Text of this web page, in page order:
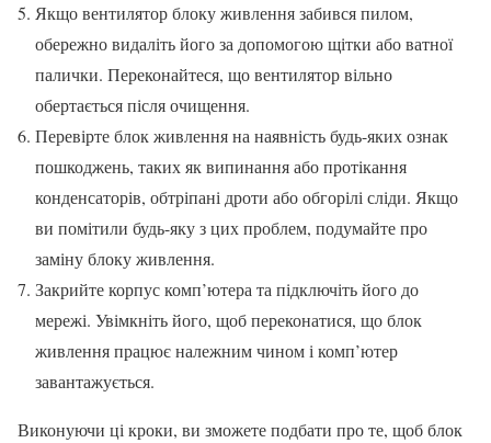
Якщо вентилятор блоку живлення забився пилом,
обережно видаліть його за допомогою щітки або ватної
палички. Переконайтеся, що вентилятор вільно
обертається після очищення.
Перевірте блок живлення на наявність будь-яких ознак
пошкоджень, таких як випинання або протікання
конденсаторів, обтріпані дроти або обгорілі сліди. Якщо
ви помітили будь-яку з цих проблем, подумайте про
заміну блоку живлення.
Закрийте корпус комп’ютера та підключіть його до
мережі. Увімкніть його, щоб переконатися, що блок
живлення працює належним чином і комп’ютер
завантажується.
Виконуючи ці кроки, ви зможете подбати про те, щоб блок